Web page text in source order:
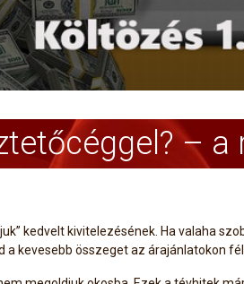
– a
kedvelt kivitelezésének. Ha valaha
a kevesebb összeget az árajánlatokon